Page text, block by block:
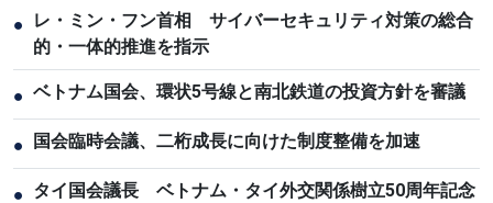
●
レ・ミン・フン首相 サイバーセキュリティ対策の総合
的・一体的推進を指示
● ベトナム国会、環状5号線と南北鉄道の投資方針を審議
● 国会臨時会議、二桁成長に向けた制度整備を加速
● タイ国会議長 ベトナム・タイ外交関係樹立50周年記念